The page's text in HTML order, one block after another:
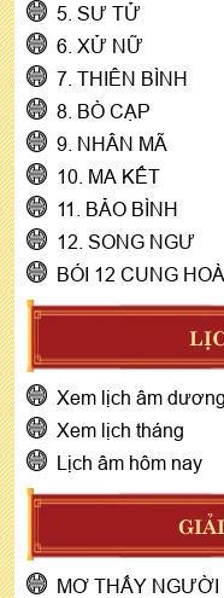
5. SƯ TỬ
6. XỬ NỮ
7. THIÊN BÌNH
8. BÒ CẠP
9. NHÂN MÃ
10. MA KẾT
11. BẢO BÌNH
12. SONG NGƯ
BÓI 12 CUNG
Xem lịch âm
Xem lịch tháng
Lịch âm hôm nay
MƠ THẤY NGƯỜI